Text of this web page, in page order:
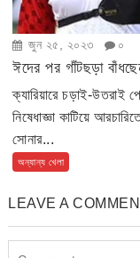
জুন ২৫, ২০২৩ ০
ঈদের পর গাঁটছড়া
ক্যারিয়ারে চড়াই-উতরাই
নিষেধাজ্ঞা কাটিয়ে
সোনার...
অন্যান্য খেলা
LEAVE A